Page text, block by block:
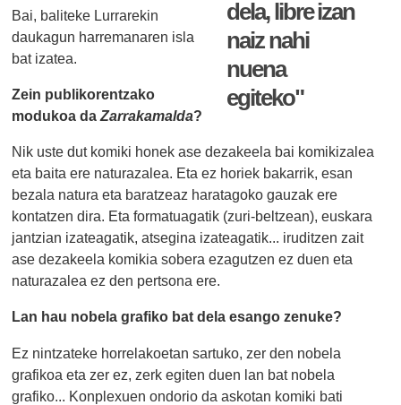
dela, libre izan
naiz nahi
nuena
egiteko"
Bai, baliteke Lurrarekin
daukagun harremanaren isla
bat izatea.
Zein publikorentzako
modukoa daZarrakamalda?
Nik uste dut komiki honek ase dezakeela bai komikizalea
eta baita ere naturazalea. Eta ez horiek bakarrik, esan
bezala natura eta baratzeaz haratagoko gauzak ere
kontatzen dira. Eta formatuagatik (zuri-beltzean), euskara
jantzian izateagatik, atsegina izateagatik... iruditzen zait
ase dezakeela komikia sobera ezagutzen ez duen eta
naturazalea ez den pertsona ere.
Lan hau nobela grafiko bat dela esango zenuke?
Ez nintzateke horrelakoetan sartuko, zer den nobela
grafikoa eta zer ez, zerk egiten duen lan bat nobela
grafiko... Konplexuen ondorio da askotan komiki bati